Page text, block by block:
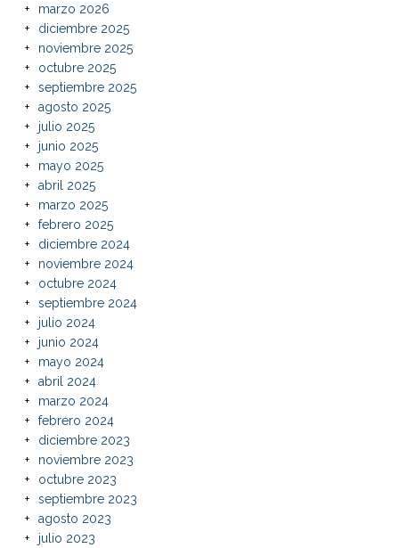
marzo 2026
diciembre 2025
noviembre 2025
octubre 2025
septiembre 2025
agosto 2025
julio 2025
junio 2025
mayo 2025
abril 2025
marzo 2025
febrero 2025
diciembre 2024
noviembre 2024
octubre 2024
septiembre 2024
julio 2024
junio 2024
mayo 2024
abril 2024
marzo 2024
febrero 2024
diciembre 2023
noviembre 2023
octubre 2023
septiembre 2023
agosto 2023
julio 2023